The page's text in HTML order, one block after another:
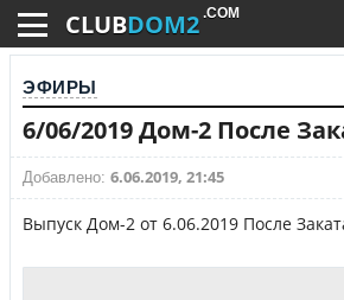
CLUBDOM2 .COM
ЭФИРЫ
6/06/2019 Дом-2 После
Добавлено: 6.06.2019, 21:45
Выпуск Дом-2 от 6.06.2019 После